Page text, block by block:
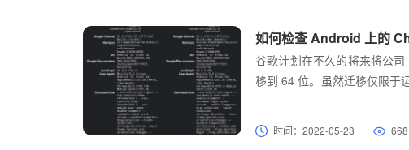
如何检查 Android 上的
谷歌计划在不久的将来将公
移到 64 位。虽然迁移仅限于
时间：2022-05-23 668